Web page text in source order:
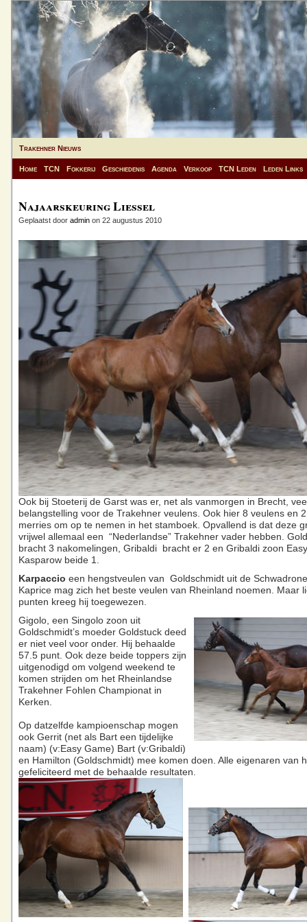
Trakehner Nieuws
Home TCN Fokkerij Geschiedenis Agenda Verkoop TCN Leden Leden Links
Najaarskeuring Liessel
Geplaatst door admin on 22 augustus 2010
Ook bij Stoeterij de Garst was er, net als vanmorgen in Brecht,
belangstelling voor de Trakehner veulens. Ook hier 8 veulens en
merries om op te nemen in het stamboek. Opvallend is dat deze
vrijwel allemaal een “Nederlandse” Trakehner vader hebben.
bracht 3 nakomelingen, Gribaldi bracht er 2 en Gribaldi zoon
Kasparow beide 1.
Karpaccio een hengstveulen van Goldschmidt uit de
Kaprice mag zich het beste veulen van Rheinland noemen. Maar
punten kreeg hij toegewezen.
Gigolo, een Singolo zoon uit
Goldschmidt’s moeder Goldstuck deed
er niet veel voor onder. Hij behaalde
57.5 punt. Ook deze beide toppers zijn
uitgenodigd om volgend weekend te
komen strijden om het Rheinlandse
Trakehner Fohlen Championat in
Kerken.
Op datzelfde kampioenschap mogen
ook Gerrit (net als Bart een tijdelijke
naam) (v:Easy Game) Bart (v:Gribaldi)
en Hamilton (Goldschmidt) mee komen doen. Alle eigenaren van
gefeliciteerd met de behaalde resultaten.